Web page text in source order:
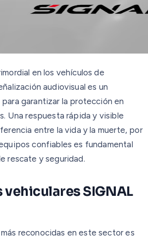
en los vehículos de
audiovisual es un
garantizar la protección en
Una respuesta rápida y visible
entre la vida y la muerte, por
confiables es fundamental
rescate y seguridad.
SIGNAL
más reconocidas en este sector es